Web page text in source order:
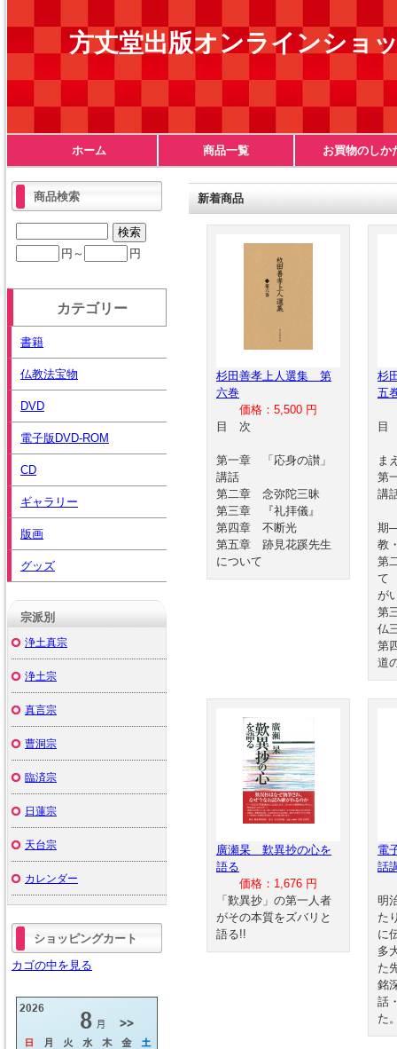
方丈堂出版オンラインショ
ホーム 商品一覧 お買物のしか
新着商品
杉田善孝上人選集 第
六巻
価格：5,500 円
目 次
第一章 「応身の讃」
講話
第二章 念弥陀三昧
第三章 『礼拝儀』
第四章 不断光
第五章 跡見花蹊先生
について
杉
五
ま
第
講
期
教
第
て
が
第
仏
第
道
廣瀬杲 歎異抄の心を
語る
価格：1,676 円
「歎異抄」の第一人者
がその本質をズバリと
語る!!
電
話
明
た
に
多
た
銘
話
た
商品検索
円～ 円
カテゴリー
書籍
仏教法宝物
DVD
電子版DVD-ROM
CD
ギャラリー
版画
グッズ
宗派別
浄土真宗
浄土宗
真言宗
曹洞宗
臨済宗
日蓮宗
天台宗
カレンダー
ショッピングカート
カゴの中を見る